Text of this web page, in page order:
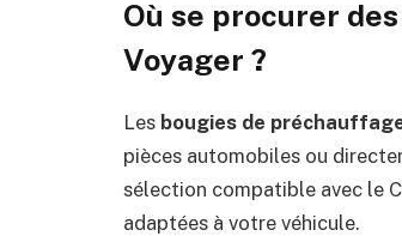
Où se procurer
Voyager ?
Les bougies de
pièces automobiles ou
sélection compatible avec le
adaptées à votre véhicule.